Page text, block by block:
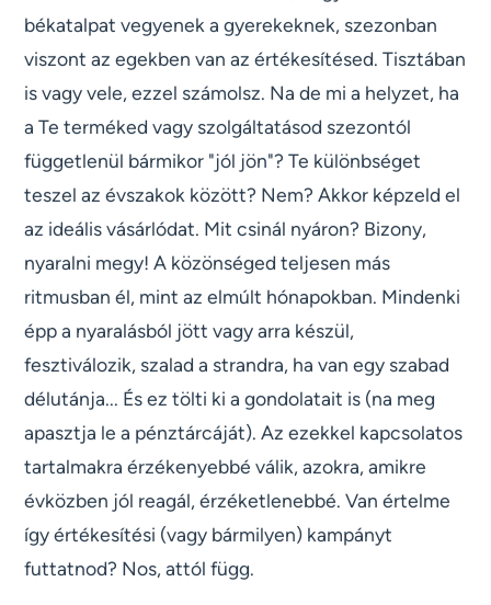
békatalpat vegyenek a gyerekeknek, szezonban
viszont az egekben van az értékesítésed. Tisztában
is vagy vele, ezzel számolsz. Na de mi a helyzet, ha
a Te terméked vagy szolgáltatásod szezontól
függetlenül bármikor "jól jön"? Te különbséget
teszel az évszakok között? Nem? Akkor képzeld el
az ideális vásárlódat. Mit csinál nyáron? Bizony,
nyaralni megy! A közönséged teljesen más
ritmusban él, mint az elmúlt hónapokban. Mindenki
épp a nyaralásból jött vagy arra készül,
fesztiválozik, szalad a strandra, ha van egy szabad
délutánja... És ez tölti ki a gondolatait is (na meg
apasztja le a pénztárcáját). Az ezekkel kapcsolatos
tartalmakra érzékenyebbé válik, azokra, amikre
évközben jól reagál, érzéketlenebbé. Van értelme
így értékesítési (vagy bármilyen) kampányt
futtatnod? Nos, attól függ.